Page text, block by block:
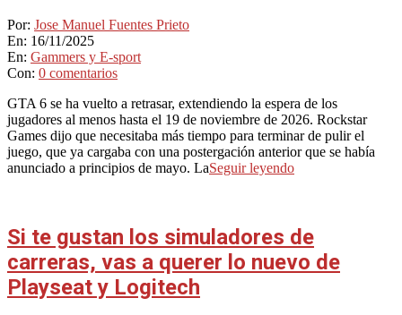
2025-
11-
16
Por: Jose Manuel Fuentes Prieto
En: 16/11/2025
En: Gammers y E-sport
Con: 0 comentarios
GTA 6 se ha vuelto a retrasar, extendiendo la espera de los
jugadores al menos hasta el 19 de noviembre de 2026. Rockstar
Games dijo que necesitaba más tiempo para terminar de pulir el
juego, que ya cargaba con una postergación anterior que se había
anunciado a principios de mayo. LaSeguir leyendo
Si te gustan los simuladores de
carreras, vas a querer lo nuevo de
Playseat y Logitech